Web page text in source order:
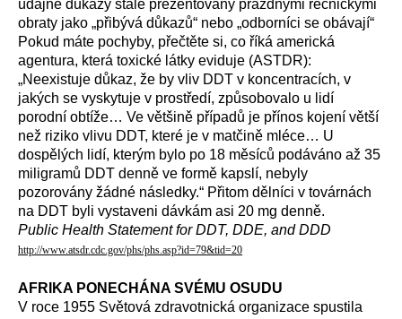
údajné důkazy stále prezentovány prázdnými řečnickými
obraty jako „přibývá důkazů“ nebo „odborníci se obávají“
Pokud máte pochyby, přečtěte si, co říká americká
agentura, která toxické látky eviduje (ASTDR):
„Neexistuje důkaz, že by vliv DDT v koncentracích, v
jakých se vyskytuje v prostředí, způsobovalo u lidí
porodní obtíže… Ve většině případů je přínos kojení větší
než riziko vlivu DDT, které je v matčině mléce… U
dospělých lidí, kterým bylo po 18 měsíců podáváno až 35
miligramů DDT denně ve formě kapslí, nebyly
pozorovány žádné následky.“ Přitom dělníci v továrnách
na DDT byli vystaveni dávkám asi 20 mg denně.
Public Health Statement for DDT, DDE, and DDD
http://www.atsdr.cdc.gov/phs/phs.asp?id=79&tid=20
AFRIKA PONECHÁNA SVÉMU OSUDU
V roce 1955 Světová zdravotnická organizace spustila